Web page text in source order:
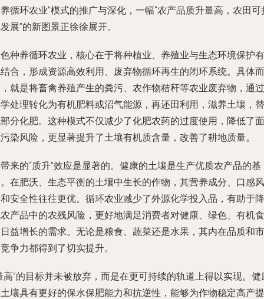
循环农业”模式的推广与深化，一幅“农产品质升量高，农田可
展”的新图景正徐徐展开。
种养循环农业，核心在于将种植业、养殖业与生态环境保护有
合，形成资源高效利用、废弃物循环再生的闭环系统。具体而
就是将畜禽养殖产生的粪污、农作物秸秆等农业废弃物，通过
处理转化为有机肥料或沼气能源，再还田利用，滋养土壤，替
分化肥。这种模式不仅减少了化肥农药的过度使用，降低了面
染风险，更显著提升了土壤有机质含量，改善了耕地质量。
来的“质升”效应是显著的。健康的土壤是生产优质农产品的基
在肥沃、生态平衡的土壤中生长的作物，其营养成分、口感风
安全性往往更优。循环农业减少了外源化学投入品，有助于降
产品中的农残风险，更好地满足消费者对健康、绿色、有机食
益增长的需求。无论是粮食、蔬菜还是水果，其内在品质和市
争力都得到了切实提升。
高”的目标并未被放弃，而是在更可持续的轨道上得以实现。健
壤具有更好的保水保肥能力和抗逆性，能够为作物稳定高产提